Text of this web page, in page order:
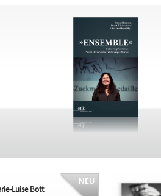
Luise Bott